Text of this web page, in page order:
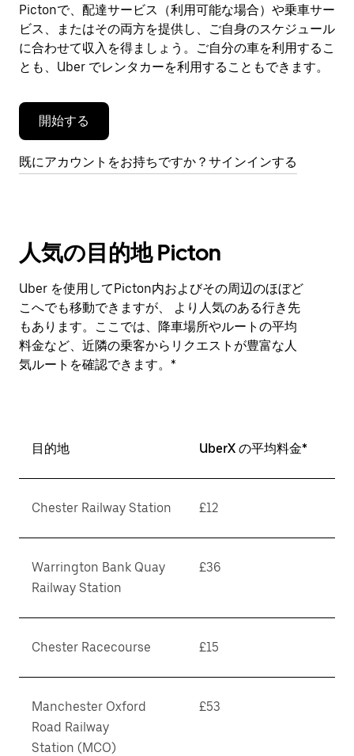
ン
ダ
ー
を
閉
ま
す。
Pictonで、配達サービス（利用可能な場合）や乗車サー
ビス、またはその両方を提供し、ご自身のスケジュール
に合わせて収入を得ましょう。ご自分の車を利用するこ
とも、Uber でレンタカーを利用することもできます。
開始する
既にアカウントをお持ちですか？サインインする
人気の目的地 Picton
Uber を使用してPicton内およびその周辺のほぼど
こへでも移動できますが、 より人気のある行き先
もあります。ここでは、降車場所やルートの平均
料金など、近隣の乗客からリクエストが豊富な人
気ルートを確認できます。*
目的地 UberX の平均料金*
Chester Railway Station £12
Warrington Bank Quay
Railway Station
£36
Chester Racecourse £15
Manchester Oxford
Road Railway
Station (MCO)
£53